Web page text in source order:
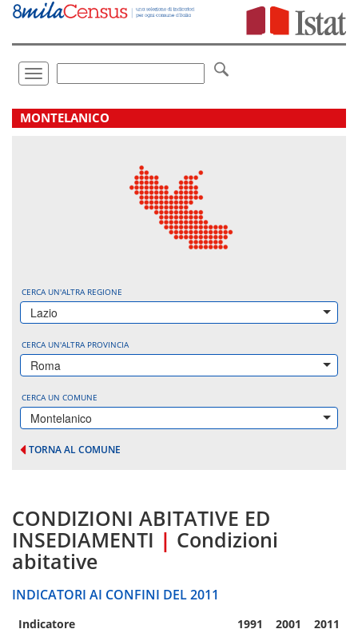
Vai
direttamente
Toggle
navigation
.
MONTELANICO
CERCA UN'ALTRA REGIONE
Lazio
CERCA UN'ALTRA PROVINCIA
Roma
CERCA UN COMUNE
Montelanico
TORNA AL COMUNE
CONDIZIONI ABITATIVE ED
INSEDIAMENTI | Condizioni
abitative
INDICATORI AI CONFINI DEL 2011
Indicatore 1991 2001 2011